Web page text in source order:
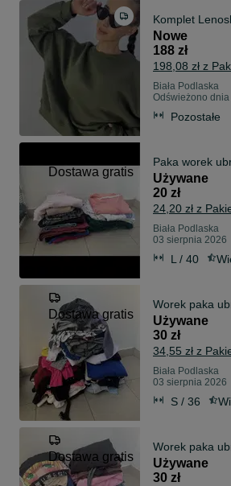
Komplet
Nowe
188 zł
198,08 zł z
Biała Podlaska
Odświeżono
Pozostałe
Dostawa gratis
Paka worek
Używane
20 zł
24,20 zł z
Biała Podlaska
03 sierpnia 2026
L / 40
Dostawa gratis
Worek paka
Używane
30 zł
34,55 zł z
Biała Podlaska
03 sierpnia 2026
S / 36
Dostawa gratis
Worek paka
Używane
30 zł